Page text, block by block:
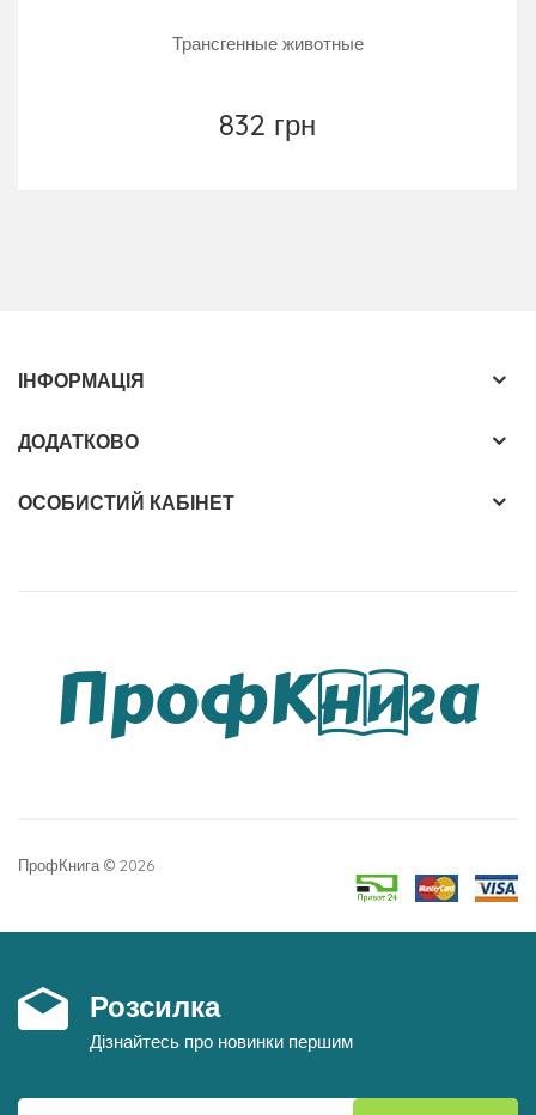
Трансгенные животные
832 грн
ІНФОРМАЦІЯ
ДОДАТКОВО
ОСОБИСТИЙ КАБІНЕТ
ПрофКнига © 2026
Розсилка
Дізнайтесь про новинки першим